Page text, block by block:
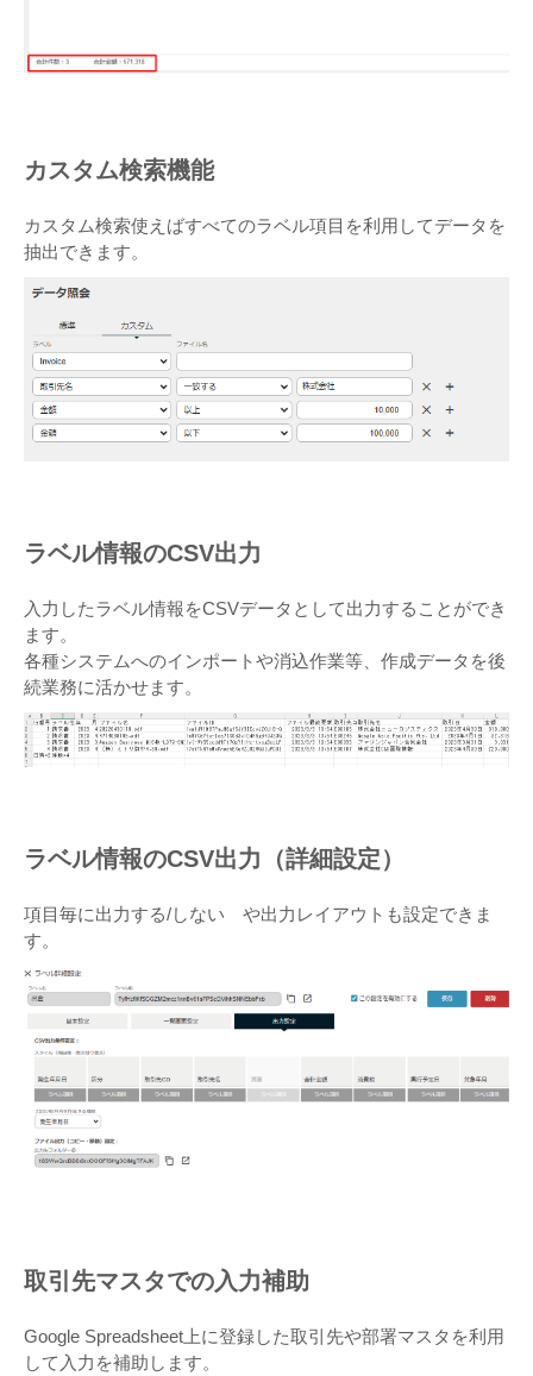
カスタム検索機能
カスタム検索使えばすべてのラベル項目を利用してデータを
抽出できます。
ラベル情報のCSV出力
入力したラベル情報をCSVデータとして出力することができ
ます。
各種システムへのインポートや消込作業等、作成データを後
続業務に活かせます。
ラベル情報のCSV出力（詳細設定）
項目毎に出力する/しない や出力レイアウトも設定できま
す。
取引先マスタでの入力補助
Google Spreadsheet上に登録した取引先や部署マスタを利用
して入力を補助します。